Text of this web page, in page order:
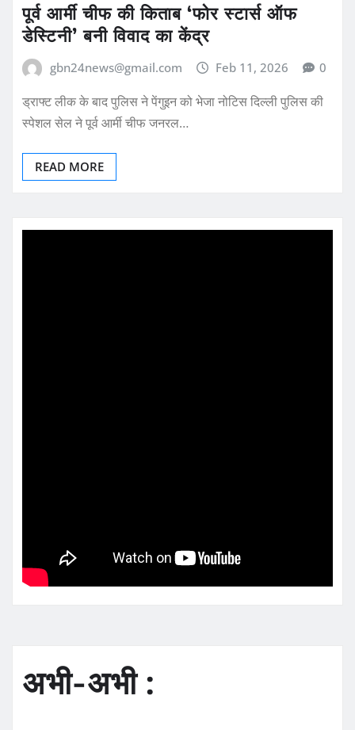
पूर्व आर्मी चीफ की किताब ‘फोर स्टार्स ऑफ
डेस्टिनी’ बनी विवाद का केंद्र
gbn24news@gmail.com Feb 11, 2026 0
ड्राफ्ट लीक के बाद पुलिस ने पेंगुइन को भेजा नोटिस दिल्ली पुलिस की
स्पेशल सेल ने पूर्व आर्मी चीफ जनरल…
READ MORE
अभी-अभी :